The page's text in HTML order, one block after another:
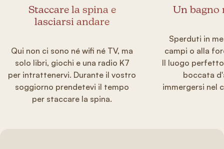
Staccare la spina e
lasciarsi andare
Qui non ci sono né wifi né TV, ma
solo libri, giochi e una radio K7
per intrattenervi. Durante il vostro
soggiorno prendetevi il tempo
per staccare la spina.
Un bagno
Sperduti in
campi o alla
Il luogo
boccata
immergersi nel